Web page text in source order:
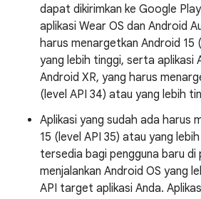
dapat dikirimkan ke Google
aplikasi Wear OS dan Android
harus menargetkan Android 15
yang lebih tinggi, serta aplikasi
Android XR, yang harus
(level API 34) atau yang lebih
Aplikasi yang sudah ada harus
15 (level API 35) atau yang
tersedia bagi pengguna baru di
menjalankan Android OS yang
API target aplikasi Anda.